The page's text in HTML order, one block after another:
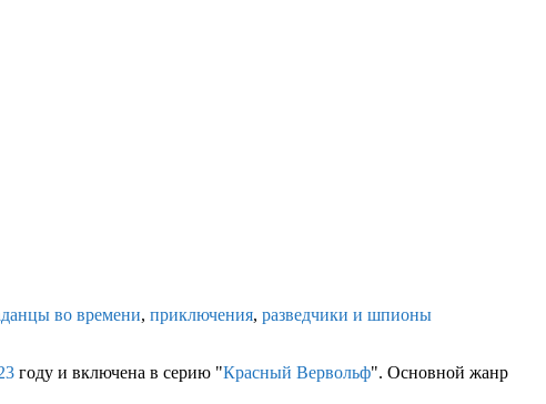
во времени, приключения, разведчики и шпионы
году и включена в серию "Красный Вервольф". Основной жанр